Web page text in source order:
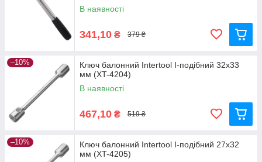
В наявності
341,10 ₴ 379 ₴
–10%
Ключ балонний Intertool I-подібний 32х33
мм (XT-4204)
В наявності
467,10 ₴ 519 ₴
–10%
Ключ балонний Intertool I-подібний 27х32
мм (XT-4205)